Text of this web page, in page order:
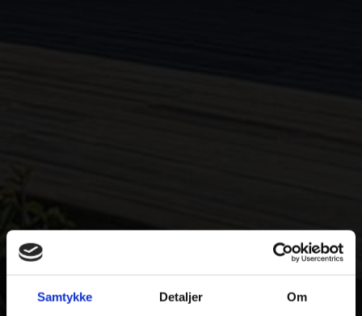
Samtykke Detaljer Om